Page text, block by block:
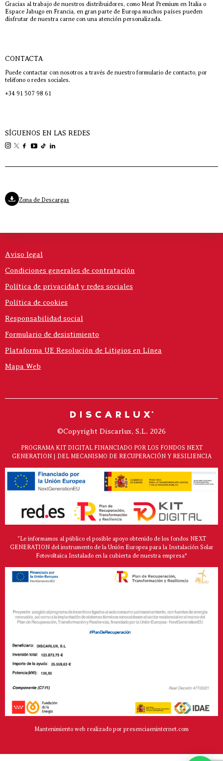
Gracias al trabajo de nuestros distribuidores, como Meat Premium en Italia o
Espace Jabugo en Francia, en gran parte de Europa muchos países pueden
disfrutar de nuestra carne con una atención personalizada.
CONTACTA
Puede contactar con nosotros a través de nuestro formulario de contacto, por
teléfono o redes sociales.
+34 91 507 98 61
SÍGUENOS EN LAS REDES
Zona de Descargas
Aviso legal
Condiciones generales de contratación
Política de privacidad y redes sociales
Política de cookies
Responsabilidad social
Formulario de desistimiento
Plataforma UE Resolución de Litigios en Línea
Mapa Web
©Copyright Discarlux, S.L. 2026
PROGRAMA KIT DIGITAL FINANCIADO POR LOS FONDOS NEXT
GENERATION | DEL MECANISMO DE RECUPERACIÓN Y RESILIENCIA
"Le informamos al público el posible apoyo obtenido de los fondos NEXT
GENERATION del instrumento de la Unión Europea para la Instalación Solar
Fotovoltaica Instalado en la cubierta de nuestra empresa*
Mantenimiento web realizado por presenciaeninternet.com